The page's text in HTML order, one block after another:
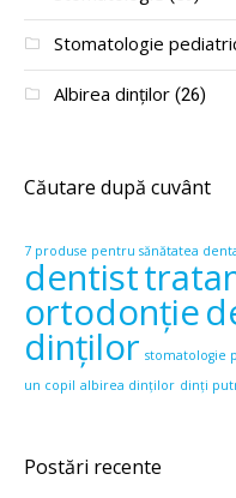
Stomatologie
Albirea dinților (26)
Căutare după cuvânt
7 produse pentru sănătatea
dentist
ortodonție
dinților stomatologie
un copil albirea dinților dinți
Postări recente